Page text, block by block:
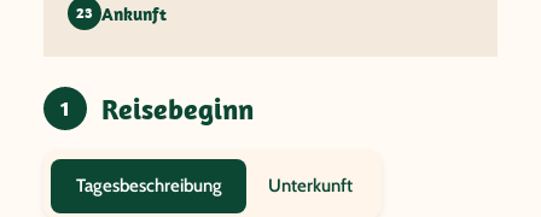
23 Ankunft
1 Reisebeginn
Tagesbeschreibung Unterkunft